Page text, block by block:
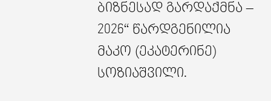
ბიზნესად გარდაქმნა –
2026“ წარდგენილია
მაკო (ეკატერინე)
სოზიაშვილი.